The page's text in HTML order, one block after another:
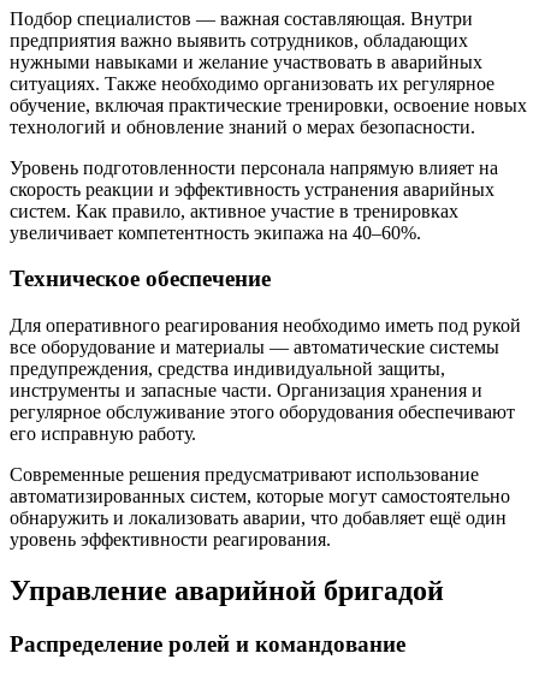
Подбор специалистов — важная составляющая. Внутри
предприятия важно выявить сотрудников, обладающих
нужными навыками и желание участвовать в аварийных
ситуациях. Также необходимо организовать их регулярное
обучение, включая практические тренировки, освоение новых
технологий и обновление знаний о мерах безопасности.
Уровень подготовленности персонала напрямую влияет на
скорость реакции и эффективность устранения аварийных
систем. Как правило, активное участие в тренировках
увеличивает компетентность экипажа на 40–60%.
Техническое обеспечение
Для оперативного реагирования необходимо иметь под рукой
все оборудование и материалы — автоматические системы
предупреждения, средства индивидуальной защиты,
инструменты и запасные части. Организация хранения и
регулярное обслуживание этого оборудования обеспечивают
его исправную работу.
Современные решения предусматривают использование
автоматизированных систем, которые могут самостоятельно
обнаружить и локализовать аварии, что добавляет ещё один
уровень эффективности реагирования.
Управление аварийной бригадой
Распределение ролей и командование